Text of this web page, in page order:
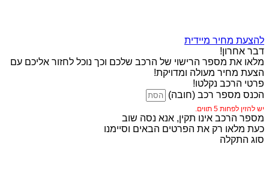
להצעת מחיר מיידית
דבר אחרון!
מלאו את מספר הרישוי של הרכב שלכם וכך נוכל לחזור אליכם עם
הצעת מחיר מעולה ומדויקת!
פרטי הרכב נקלטו!
הכנס מספר רכב (חובה)
יש להזין לפחות 5 תווים.
מספר הרכב אינו תקין, אנא נסה שוב
כעת מלאו רק את הפרטים הבאים וסיימנו
סוג התקלה